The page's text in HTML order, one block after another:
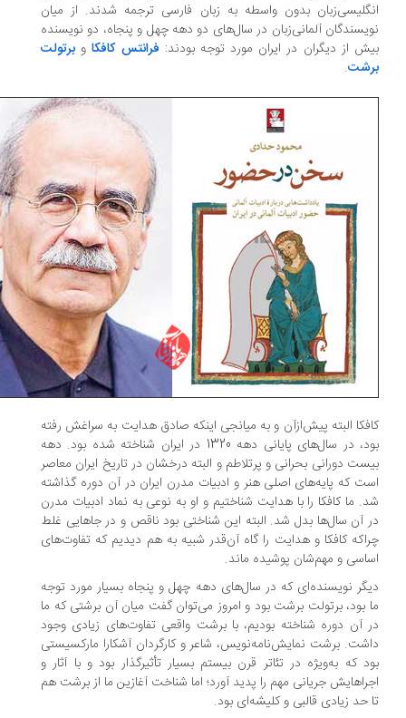
بدون واسطه به زبان فارسی ترجمه شدند. از میان
آلمانی‌زبان در سال‌های دو دهه‌ چهل و پنجاه، دو نویسنده
از دیگران در ایران مورد توجه بودند:فرانتس کافکاو برتولت
البته پیش‌ازآن و به میانجی اینکه صادق هدایت به سراغش رفته
بود، در سال‌های پایانی دهه 1320 در ایران شناخته شده بود. دهه
دورانی بحرانی و پرتلاطم و البته درخشان در تاریخ ایران معاصر
که پایه‌های اصلی هنر و ادبیات مدرن ایران در آن دوره گذاشته
ما کافکا را با هدایت شناختیم و او به نوعی به نماد ادبیات مدرن
آن سال‌ها بدل شد. البته این شناختی بود ناقص و در جاهایی غلط
کافکا و هدایت را گاه آن‌قدر شبیه به هم دیدیم که تفاوت‌های
و مهم‌شان پوشیده ماند.
نویسنده‌ای که در سال‌های دهه چهل و پنجاه بسیار مورد توجه
بود، برتولت برشت بود و امروز می‌توان گفت میان آن برشتی که ما
آن دوره شناخته بودیم، با برشت واقعی تفاوت‌های زیادی وجود
برشت نمایش‌نامه‌نویس، شاعر و کارگردان آشکارا مارکسیستی
که به‌ویژه در تئاتر قرن بیستم بسیار تأثیرگذار بود و با آثار و
جریانی مهم را پدید آورد؛ اما شناخت آغازین ما از برشت هم
حد زیادی قالبی و کلیشه‌ای بود.